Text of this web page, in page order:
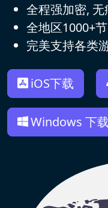
全程强加密,
全地区1000+
完美支持各类
iOS下载
Windows 下载